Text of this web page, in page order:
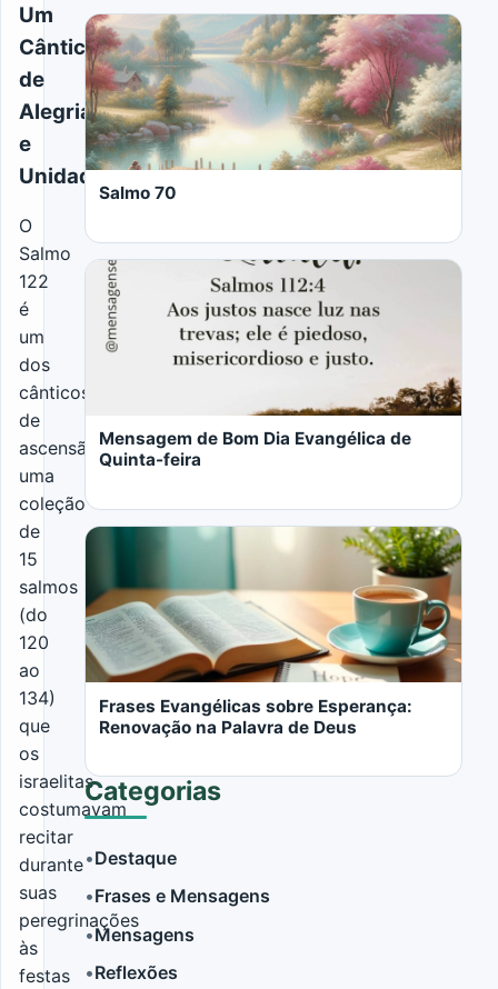
Um
Cântico
de
Alegria
e
Unidade
O
Salmo
122
é
um
dos
cânticos
de
ascensão,
uma
coleção
de
15
salmos
(do
120
ao
134)
que
os
israelitas
costumavam
recitar
durante
suas
peregrinações
às
festas
LER MAIS
Salmo 70
Mensagem de Bom Dia Evangélica de
Quinta-feira
LER MAIS
Frases Evangélicas sobre Esperança:
Renovação na Palavra de Deus
LER MAIS
Categorias
•Destaque
•Frases e Mensagens
•Mensagens
•Reflexões